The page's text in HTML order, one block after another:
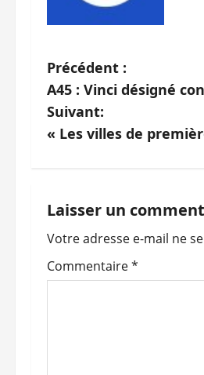
N
a
v
g
a
t
Précédent :
A45 : Vinci désigné
Suivant:
« Les villes de
Laisser un
Votre adresse e-mail ne
Commentaire*